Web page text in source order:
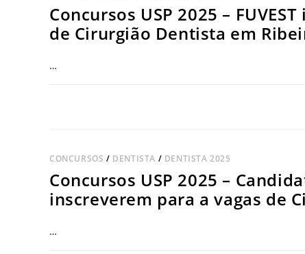
Concursos USP 2025 –
de Cirurgião Dentista em
…
CONCURSOS / DENTISTA / DENTISTA 2025
Concursos USP 2025 –
inscreverem para a vagas de
…